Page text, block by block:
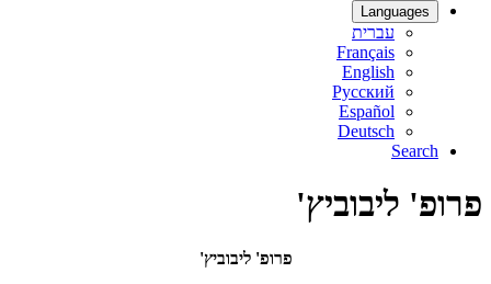
Languages
עברית
Français
English
Русский
Español
Deutsch
Search
פרופ' ליבוביץ'
פרופ' ליבוביץ'